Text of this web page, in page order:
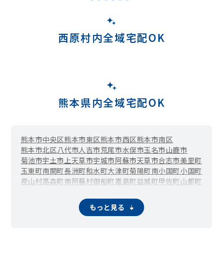
西原村内全域宅配OK
熊本県内全域宅配OK
熊本市中央区熊本市東区熊本市西区熊本市南区
熊本市北区八代市人吉市荒尾市水俣市玉名市山鹿市
菊池市宇土市上天草市宇城市阿蘇市天草市合志市美里町
玉東町南関町長洲町和水町大津町菊陽町南小国町小国町
産山村高森町南阿蘇村御船町嘉島町益城町甲佐町山都町
球磨村あさぎり町苓北町
もっと見る